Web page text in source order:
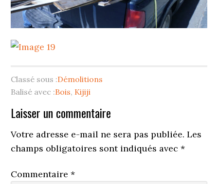
Classé sous :Démolitions
Balisé avec :Bois, Kijiji
Interactions
du
lecteur
Laisser un commentaire
Votre adresse e-mail ne sera pas publiée. Les
champs obligatoires sont indiqués avec*
Commentaire*